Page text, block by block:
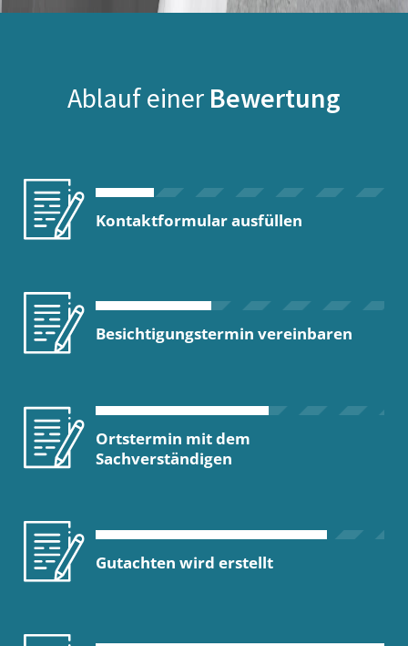
Ablauf einer Bewertung
Kontaktformular ausfüllen
Besichtigungstermin vereinbaren
Ortstermin mit dem
Sachverständigen
Gutachten wird erstellt